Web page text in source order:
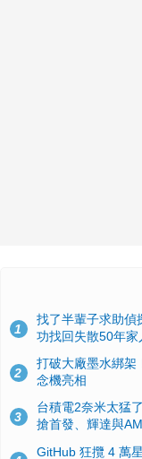
1
找了半輩子求助偵
功找回失散50年家
2
打破大廠墨水綁架
念機亮相
3
台積電2奈米太猛
搶首發、輝達與
GitHub 狂攬 4 萬